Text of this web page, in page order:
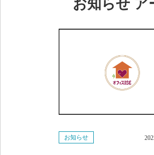
お知らせ ア
お知らせ